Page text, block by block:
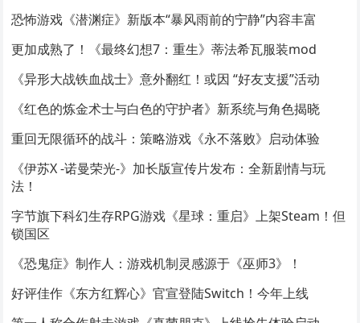
恐怖游戏《潜渊症》新版本“暴风雨前的宁静”内容丰富
更加成熟了！《最终幻想7：重生》蒂法希瓦服装mod
《异形大战铁血战士》意外翻红！或因 “好友支援”活动
《红色的炼金术士与白色的守护者》新系统与角色揭晓
重回无限循环的战斗：策略游戏《永不落败》启动体验
《伊苏X -诺曼荣光-》加长版宣传片发布：全新剧情与玩
法！
字节旗下科幻生存RPG游戏《星球：重启》上架Steam！但
锁国区
《恐鬼症》制作人：游戏机制灵感源于《巫师3》！
好评佳作《东方红辉心》官宣登陆Switch！今年上线